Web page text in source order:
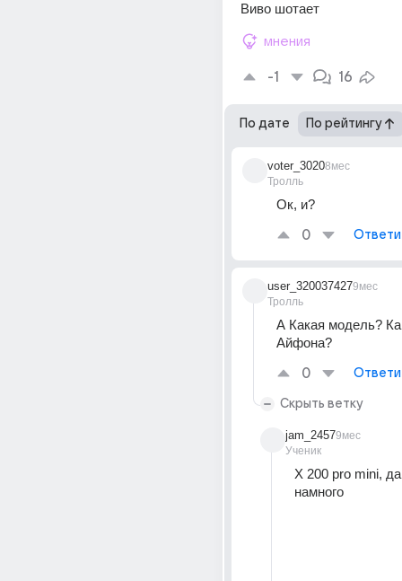
Виво шотает
мнения
-1 16
По дате По рейтингу
voter_3020
Тролль
8мес
Ок, и?
0
user_320037427
Тролль
9мес
А Какая модель?
Айфона?
0
Скрыть ветку
jam_2457
Ученик
9мес
X 200 pro mini,
намного